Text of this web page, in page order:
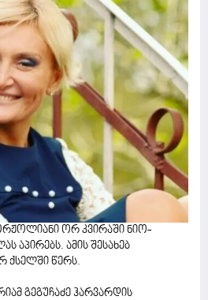
ორ კვირაში ნიო-
აპირებს. ამის შესახებ
ქსელში წერს.
გეგუჩაძე ჰარვარდის